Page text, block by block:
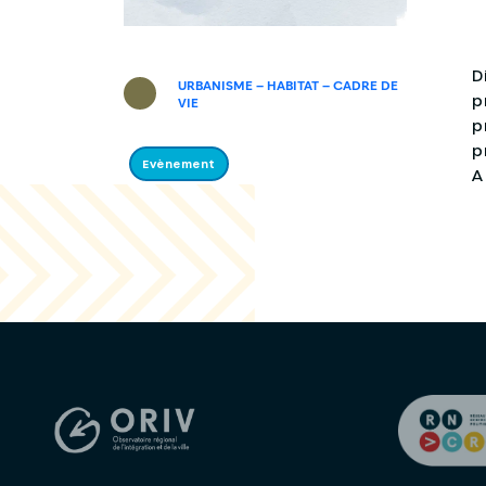
URBANISME – HABITAT – CADRE DE
VIE
Evènement